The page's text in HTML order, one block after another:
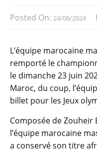
Posted On: 24/06/2024
L’équipe marocaine
remporté le
le dimanche 23 juin
Maroc, du coup,
billet pour les Jeux
Composée de Zouheir
l’équipe marocaine
a conservé son titre